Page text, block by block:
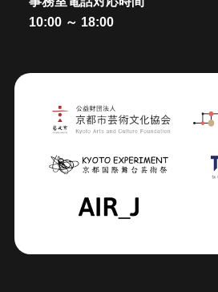
10:00 ～ 18:00